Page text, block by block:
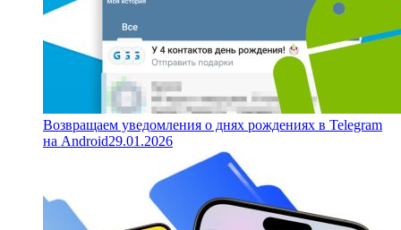
Возвращаем уведомления о днях рождениях в Telegram
на Android29.01.2026